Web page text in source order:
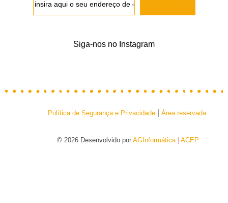
Siga-nos no Instagram
Política de Segurança e Privacidade| Área reservada
© 2026 Desenvolvido porAGInformática| ACEP